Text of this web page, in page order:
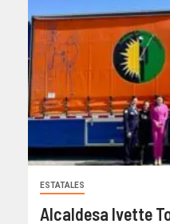
ESTATALES
Alcaldesa Ivette